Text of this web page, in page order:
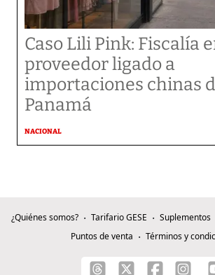
Caso Lili Pink: Fiscalía
proveedor ligado a
importaciones chinas
Panamá
NACIONAL
¿Quiénes somos? Tarifario GESE Suplementos
Puntos de venta
Términos y